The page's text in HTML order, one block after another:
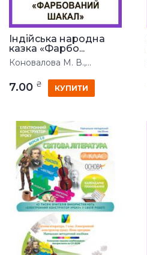
Індійська народна
казка «Фарбо...
Коновалова М. В.,...
7.00 ₴ КУПИТИ